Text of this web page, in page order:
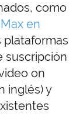
como
en
plataformas
suscripción
on
inglés) y